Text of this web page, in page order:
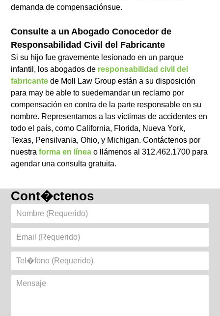
demanda de compensaciónsue.
Consulte a un Abogado Conocedor de
Responsabilidad Civil del Fabricante
Si su hijo fue gravemente lesionado en un parque
infantil, los abogados de responsabilidad civil del
fabricante de Moll Law Group están a su disposición
para may be able to suedemandar un reclamo por
compensación en contra de la parte responsable en su
nombre. Representamos a las víctimas de accidentes en
todo el país, como California, Florida, Nueva York,
Texas, Pensilvania, Ohio, y Michigan. Contáctenos por
nuestraforma en línea o llámenos al 312.462.1700 para
agendar una consulta gratuita.
Cont�ctenos
Nombre
Email
Tel�fono
Mensaje